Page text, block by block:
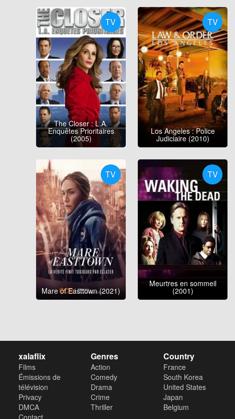
TV
The Closer : L.A.
Enquêtes Prioritaires
(2005)
TV
Los Angeles : Police
Judiciaire (2010)
TV
Mare of Easttown (2021)
TV
Meurtres en sommeil
(2001)
xalaflix
Films
Émissions de
télévision
Privacy
DMCA
Genres
Action
Comedy
Drama
Crime
Thriller
Country
France
South Korea
United States
Japan
Belgium